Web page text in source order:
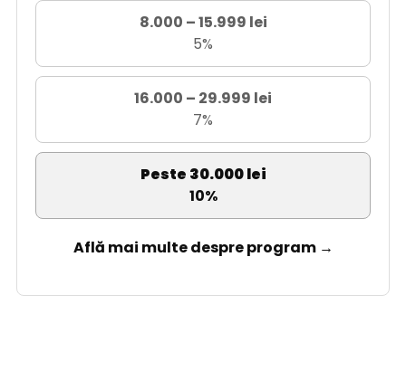
8.000 – 15.999 lei
5%
16.000 – 29.999 lei
7%
Peste 30.000 lei
10%
Află mai multe despre program →